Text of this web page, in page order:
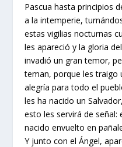
Pascua hasta principios
a la intemperie,
estas vigilias nocturnas
les apareció y la gloria
invadió un gran temor,
teman, porque les traigo
alegría para todo el
les ha nacido un
esto les servirá de señal:
nacido envuelto en
Y junto con el Ángel,